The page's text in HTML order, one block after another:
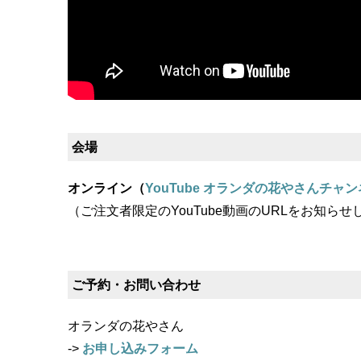
会場
オンライン（YouTube オランダの花やさんチャン
（ご注文者限定のYouTube動画のURLをお知らせ
ご予約・お問い合わせ
オランダの花やさん
-> お申し込みフォーム